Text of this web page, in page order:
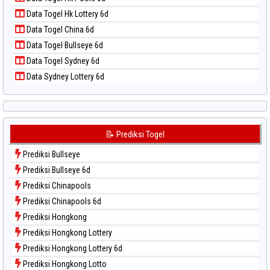
Data Togel Nagoya
Data Togel North Carolina Day
Data Togel Pcso
Data Togel Sao Paulo
Data Togel Singapore
Data Togel Sydney
Data Togel Sydney Lottery
Data Togel Sydney Lottery 6d
Data Togel Sydney Lotto
Data Togel Sydney Pools 6d
Data Togel Taipei
Data Togel Taiwan
Data Togel Hk Lottery 6d
Data Togel China 6d
Data Togel Bullseye 6d
Data Togel Sydney 6d
Data Sydney Lottery 6d
📝 Prediksi Togel
Prediksi Bullseye
Prediksi Bullseye 6d
Prediksi Chinapools
Prediksi Chinapools 6d
Prediksi Hongkong
Prediksi Hongkong Lottery
Prediksi Hongkong Lottery 6d
Prediksi Hongkong Lotto